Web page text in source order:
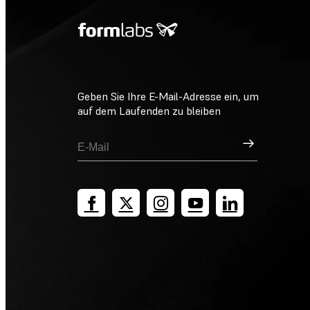
Geben Sie Ihre E-Mail-Adresse ein, um
auf dem Laufenden zu bleiben
Registrieren